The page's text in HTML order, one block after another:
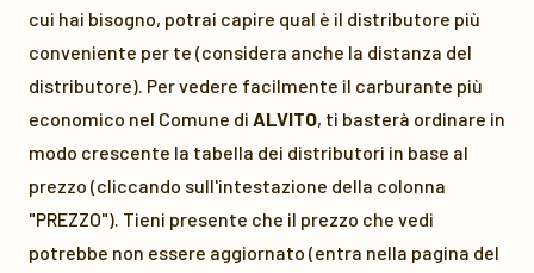
cui hai bisogno, potrai capire qual è il distributore più
conveniente per te (considera anche la distanza del
distributore). Per vedere facilmente il carburante più
economico nel Comune di ALVITO, ti basterà ordinare in
modo crescente la tabella dei distributori in base al
prezzo (cliccando sull'intestazione della colonna
"PREZZO"). Tieni presente che il prezzo che vedi
potrebbe non essere aggiornato (entra nella pagina del